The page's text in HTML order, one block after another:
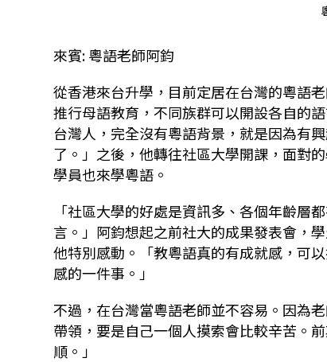
來賓: 粵語老師阿鈞
從香港來台升學，目前定居在台灣的粵語
推行母語教育，不同族群可以開設各自的
台灣人，完全沒有粵語背景，就是因為有
了。」之後，他轉往社區大學開課，面對
學員也來學粵語。
「社區大學的好處是資訊多、各個年齡層
言。」阿鈞想起之前社大的成果發表會，
他特別感動。「教粵語真的有成就感，可
感的一件事。」
不過，在台灣當粵語老師並不容易。因為
帶領，要是自己一個人摸索會比較辛苦。
順。」